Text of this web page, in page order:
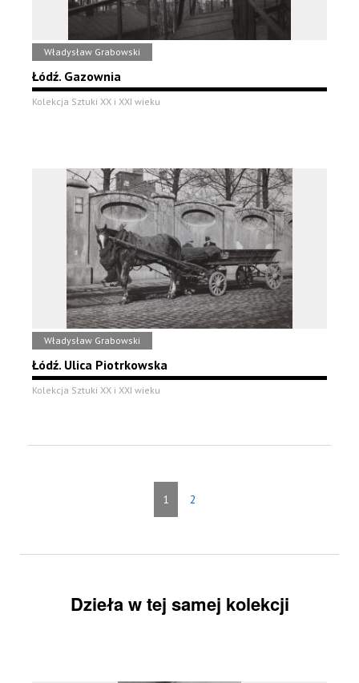
Władysław Grabowski
Łódź. Gazownia
Kolekcja Sztuki XX i XXI wieku
Władysław Grabowski
Łódź. Ulica Piotrkowska
Kolekcja Sztuki XX i XXI wieku
1 2
Dzieła w tej samej kolekcji